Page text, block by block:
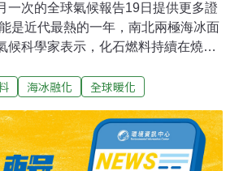
一次的全球氣候報告19日提供更多證
是近代最熱的一年，南北兩極海冰面
候科學家表示，化石燃料持續在燒，
半年強烈的聖嬰現象（El Nino）趨
報告指出，單獨來看，11月是1880年
熱的11月。但2016年前11個月的平均
報告說：「年初至今全球陸地和海平
海冰融化 全球暖化